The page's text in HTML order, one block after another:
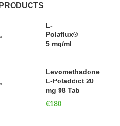
PRODUCTS
L-
Polaflux®
5 mg/ml
Levomethadone
L-Poladdict 20
mg 98 Tab
€180